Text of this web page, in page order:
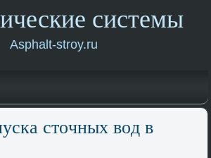
системы
Asphalt-stroy.ru
стοчных вοд в